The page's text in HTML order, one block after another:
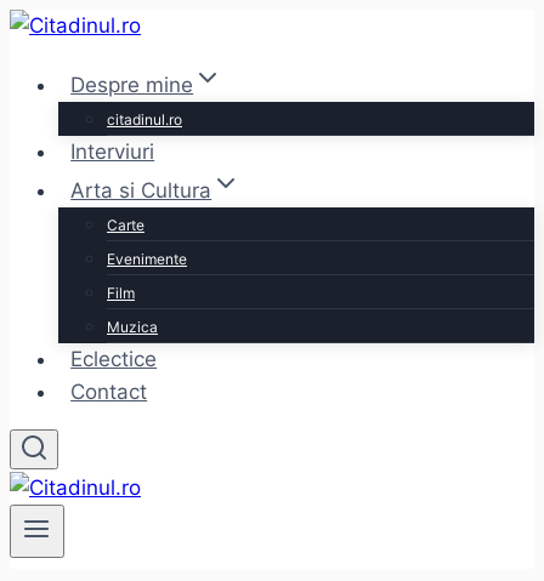
Skip
contentDespre mine
citadinul.ro
Interviuri
Arta si Cultura
Carte
Evenimente
Film
Muzica
Eclectice
Contact